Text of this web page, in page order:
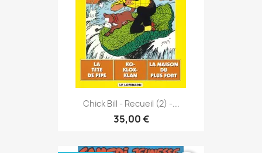
Chick Bill - Recueil (2) -...
35,00 €